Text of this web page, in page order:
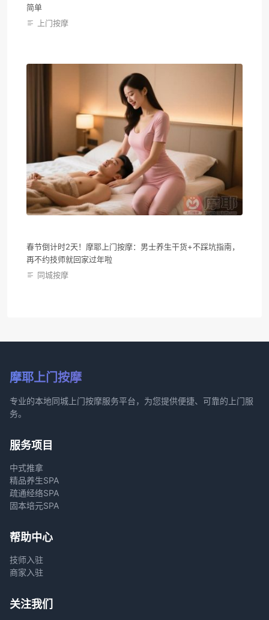
简单
上门按摩
春节倒计时2天！摩耶上门按摩：男士养生干货+不踩坑指南，
再不约技师就回家过年啦
同城按摩
摩耶上门按摩
专业的本地同城上门按摩服务平台，为您提供便捷、可靠的上门服
务。
服务项目
中式推拿
精品养生SPA
疏通经络SPA
固本培元SPA
帮助中心
技师入驻
商家入驻
关注我们